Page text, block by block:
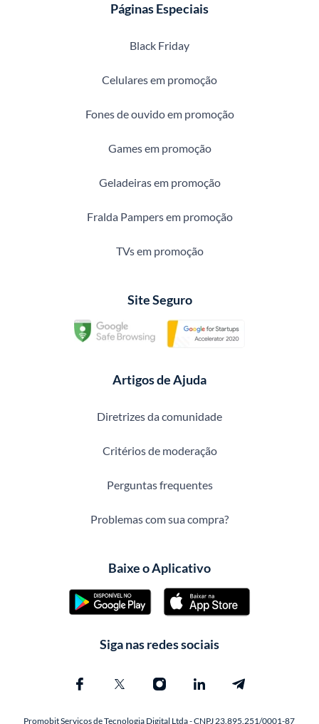
Páginas Especiais
Black Friday
Celulares em promoção
Fones de ouvido em promoção
Games em promoção
Geladeiras em promoção
Fralda Pampers em promoção
TVs em promoção
Site Seguro
Artigos de Ajuda
Diretrizes da comunidade
Critérios de moderação
Perguntas frequentes
Problemas com sua compra?
Baixe o Aplicativo
Siga nas redes sociais
Promobit Servicos de Tecnologia Digital Ltda - CNPJ 23.895.251/0001-87